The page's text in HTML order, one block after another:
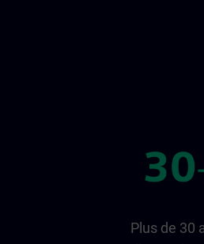
Plus de 30